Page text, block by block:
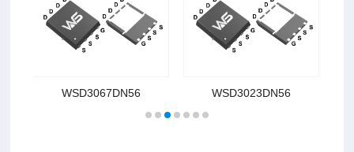
WSD3067DN56 WSD3023DN56